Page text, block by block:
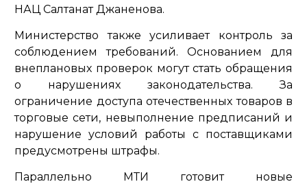
НАЦ Салтанат Джаненова.
Министерство также усиливает контроль за
соблюдением требований. Основанием для
внеплановых проверок могут стать обращения
о нарушениях законодательства. За
ограничение доступа отечественных товаров в
торговые сети, невыполнение предписаний и
нарушение условий работы с поставщиками
предусмотрены штрафы.
Параллельно МТИ готовит новые